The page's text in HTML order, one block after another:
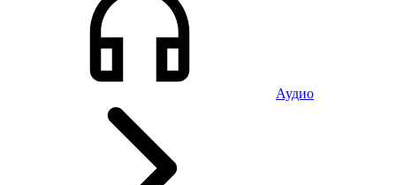
Аудио